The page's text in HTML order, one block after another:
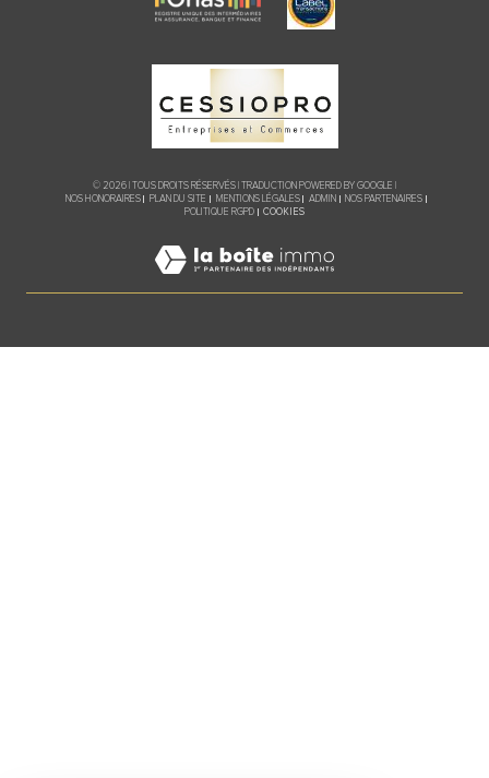
© 2026 | TOUS DROITS RÉSERVÉS | TRADUCTION POWERED BY GOOGLE |
NOS HONORAIRES
PLAN DU SITE MENTIONS LÉGALES ADMIN
NOS PARTENAIRES
POLITIQUE RGPD
COOKIES